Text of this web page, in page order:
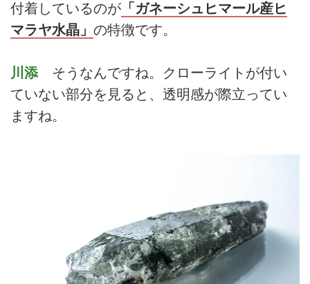
付着しているのが 「ガネーシュヒマール産ヒ
マラヤ水晶」 の特徴です。
川添 そうなんですね。クローライトが付い
ていない部分を見ると、透明感が際立ってい
ますね。